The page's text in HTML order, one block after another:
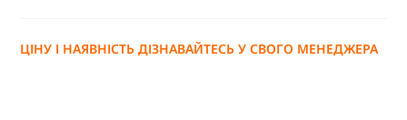
ЦІНУ І НАЯВНІСТЬ ДІЗНАВАЙТЕСЬ У СВОГО МЕНЕДЖЕРА